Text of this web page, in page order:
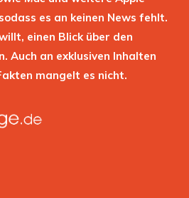
es an keinen News fehlt.
einen Blick über den
Auch an exklusiven Inhalten
mangelt es nicht.